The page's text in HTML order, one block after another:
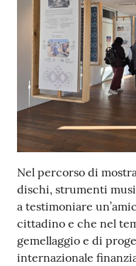
Nel percorso di
dischi, strumenti
a testimoniare
cittadino e che nel
gemellaggio e di
internazionale